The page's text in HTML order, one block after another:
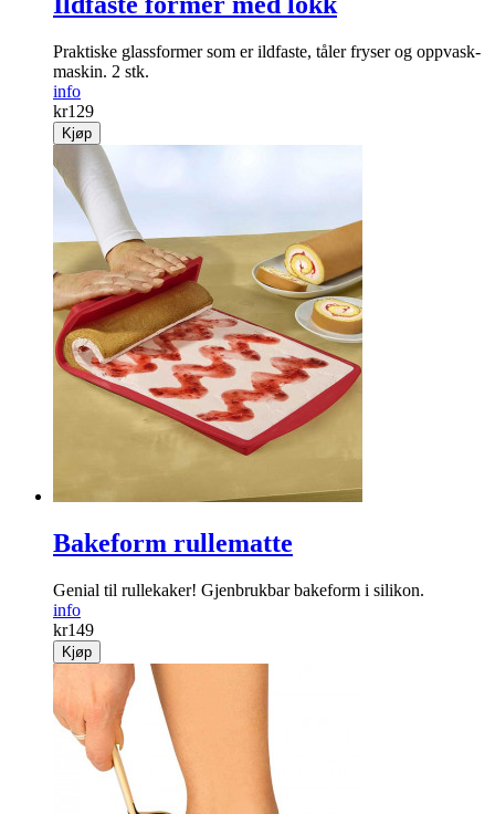
Praktiske glass­former som er ildfaste, tåler fryser og oppvask­
maskin. 2 stk.
info
kr129
Kjøp
Bakeform rullematte
Genial til rullekaker! Gjenbrukbar bakeform i silikon.
info
kr149
Kjøp